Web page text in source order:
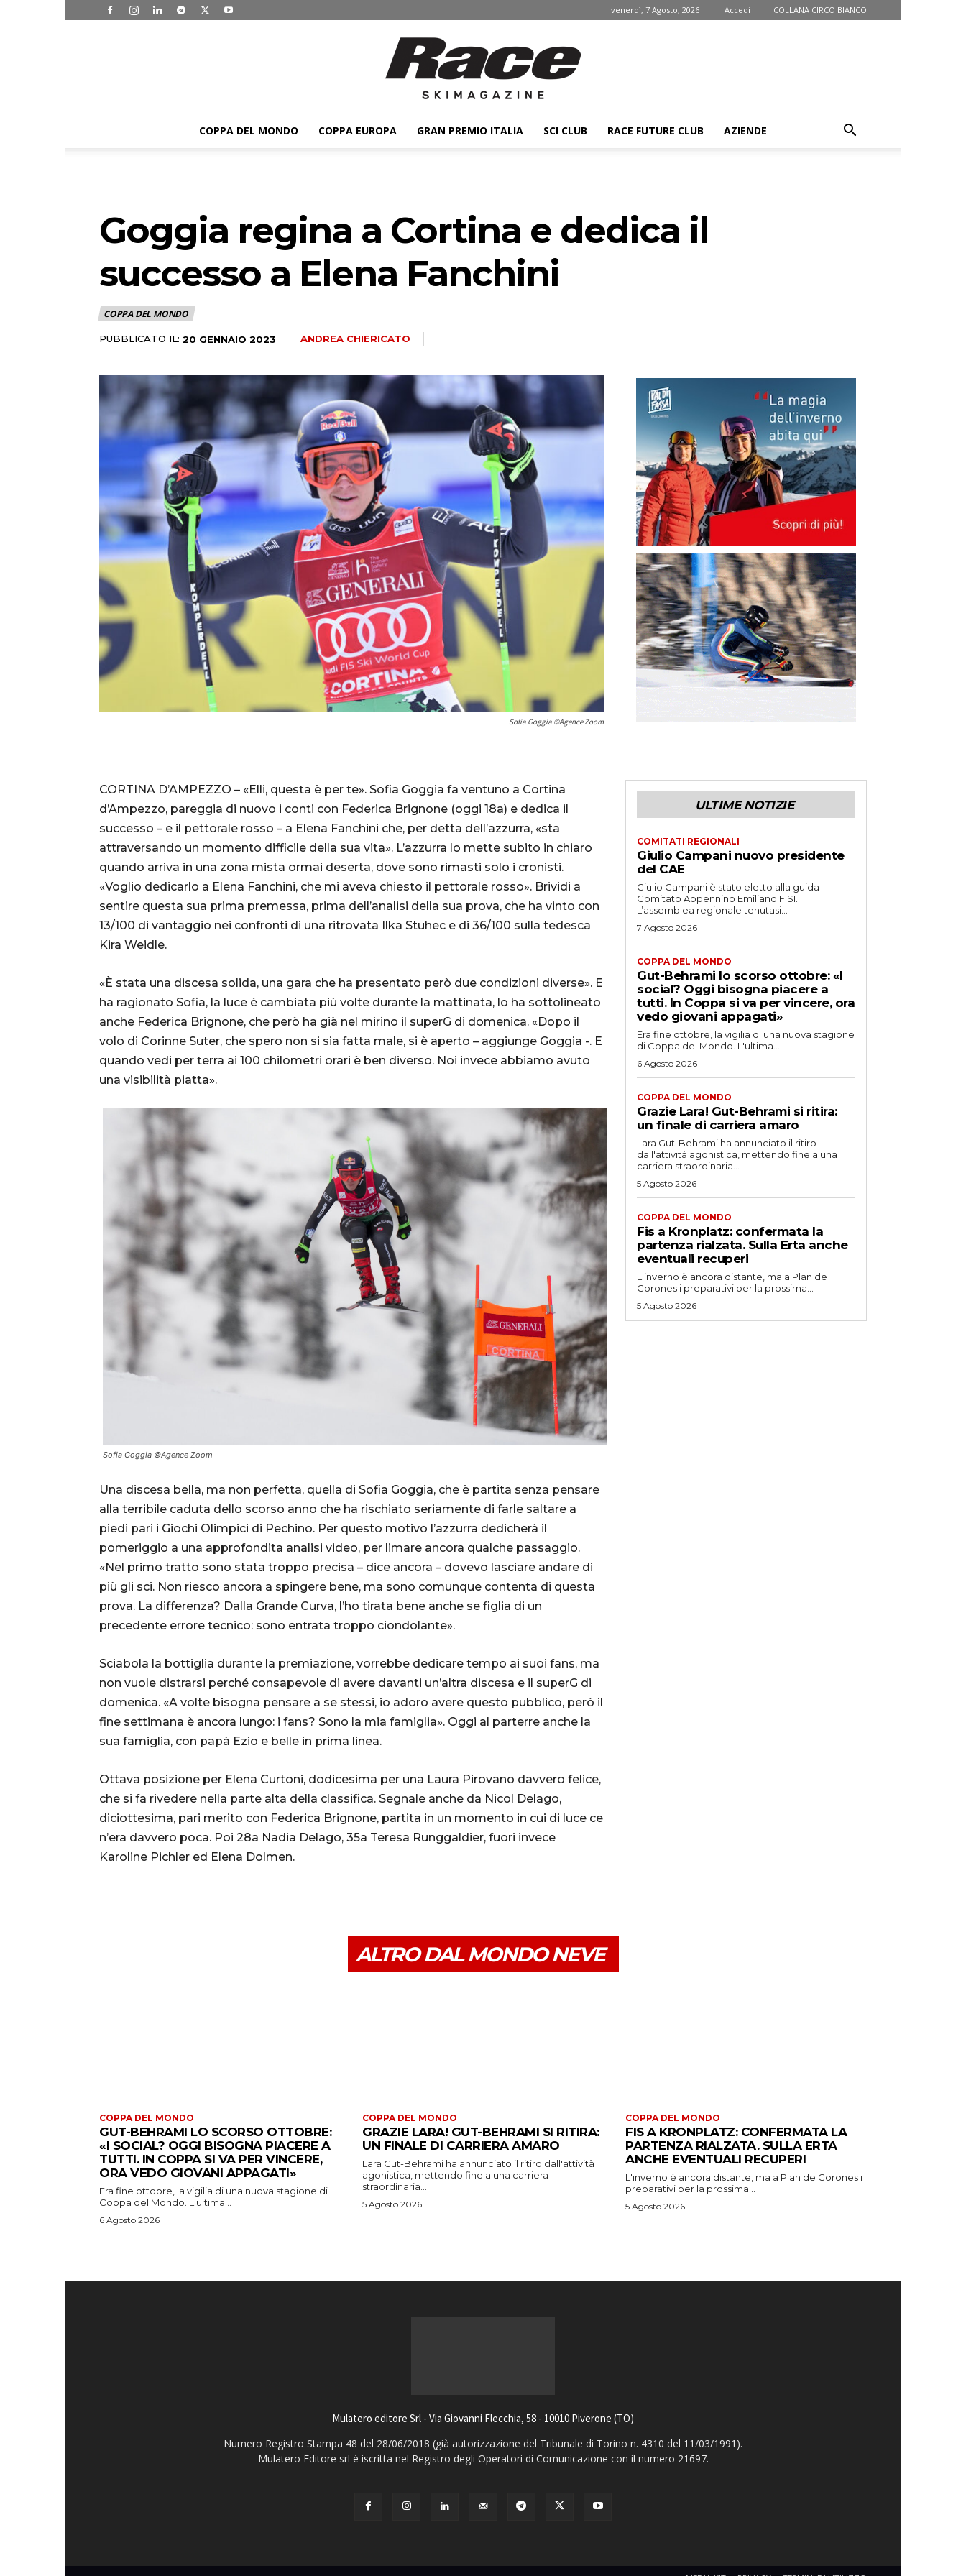
venerdì, 7 Agosto, 2026 Accedi COLLANA CIRCO BIANCO
COPPA DEL MONDO COPPA EUROPA GRAN PREMIO ITALIA SCI CLUB RACE FUTURE CLUB AZIENDE
Goggia regina a Cortina e dedica il
successo a Elena Fanchini
COPPA DEL MONDO
PUBBLICATO IL: 20 GENNAIO 2023 ANDREA CHIERICATO
Sofia Goggia ©Agence Zoom
CORTINA D’AMPEZZO – «Elli, questa è per te». Sofia Goggia fa ventuno a Cortina
d’Ampezzo, pareggia di nuovo i conti con Federica Brignone (oggi 18a) e dedica il
successo – e il pettorale rosso – a Elena Fanchini che, per detta dell’azzurra, «sta
attraversando un momento difficile della sua vita». L’azzurra lo mette subito in chiaro
quando arriva in una zona mista ormai deserta, dove sono rimasti solo i cronisti.
«Voglio dedicarlo a Elena Fanchini, che mi aveva chiesto il pettorale rosso». Brividi a
sentire questa sua prima premessa, prima dell’analisi della sua prova, che ha vinto con
13/100 di vantaggio nei confronti di una ritrovata Ilka Stuhec e di 36/100 sulla tedesca
Kira Weidle.
«È stata una discesa solida, una gara che ha presentato però due condizioni diverse». E
ha ragionato Sofia, la luce è cambiata più volte durante la mattinata, lo ha sottolineato
anche Federica Brignone, che però ha già nel mirino il superG di domenica. «Dopo il
volo di Corinne Suter, che spero non si sia fatta male, si è aperto – aggiunge Goggia -. E
quando vedi per terra ai 100 chilometri orari è ben diverso. Noi invece abbiamo avuto
una visibilità piatta».
Sofia Goggia ©Agence Zoom
Una discesa bella, ma non perfetta, quella di Sofia Goggia, che è partita senza pensare
alla terribile caduta dello scorso anno che ha rischiato seriamente di farle saltare a
piedi pari i Giochi Olimpici di Pechino. Per questo motivo l’azzurra dedicherà il
pomeriggio a una approfondita analisi video, per limare ancora qualche passaggio.
«Nel primo tratto sono stata troppo precisa – dice ancora – dovevo lasciare andare di
più gli sci. Non riesco ancora a spingere bene, ma sono comunque contenta di questa
prova. La differenza? Dalla Grande Curva, l’ho tirata bene anche se figlia di un
precedente errore tecnico: sono entrata troppo ciondolante».
Sciabola la bottiglia durante la premiazione, vorrebbe dedicare tempo ai suoi fans, ma
non vuole distrarsi perché consapevole di avere davanti un’altra discesa e il superG di
domenica. «A volte bisogna pensare a se stessi, io adoro avere questo pubblico, però il
fine settimana è ancora lungo: i fans? Sono la mia famiglia». Oggi al parterre anche la
sua famiglia, con papà Ezio e belle in prima linea.
Ottava posizione per Elena Curtoni, dodicesima per una Laura Pirovano davvero felice,
che si fa rivedere nella parte alta della classifica. Segnale anche da Nicol Delago,
diciottesima, pari merito con Federica Brignone, partita in un momento in cui di luce ce
n’era davvero poca. Poi 28a Nadia Delago, 35a Teresa Runggaldier, fuori invece
Karoline Pichler ed Elena Dolmen.
ULTIME NOTIZIE
COMITATI REGIONALI
Giulio Campani nuovo presidente
del CAE
Giulio Campani è stato eletto alla guida
Comitato Appennino Emiliano FISI.
L’assemblea regionale tenutasi...
7 Agosto 2026
COPPA DEL MONDO
Gut-Behrami lo scorso ottobre: «I
social? Oggi bisogna piacere a
tutti. In Coppa si va per vincere, ora
vedo giovani appagati»
Era fine ottobre, la vigilia di una nuova stagione
di Coppa del Mondo. L'ultima...
6 Agosto 2026
COPPA DEL MONDO
Grazie Lara! Gut-Behrami si ritira:
un finale di carriera amaro
Lara Gut-Behrami ha annunciato il ritiro
dall'attività agonistica, mettendo fine a una
carriera straordinaria...
5 Agosto 2026
COPPA DEL MONDO
Fis a Kronplatz: confermata la
partenza rialzata. Sulla Erta anche
eventuali recuperi
L'inverno è ancora distante, ma a Plan de
Corones i preparativi per la prossima...
5 Agosto 2026
ALTRO DAL MONDO NEVE
COPPA DEL MONDO
GUT-BEHRAMI LO SCORSO OTTOBRE:
«I SOCIAL? OGGI BISOGNA PIACERE A
TUTTI. IN COPPA SI VA PER VINCERE,
ORA VEDO GIOVANI APPAGATI»
Era fine ottobre, la vigilia di una nuova stagione di
Coppa del Mondo. L'ultima...
6 Agosto 2026
COPPA DEL MONDO
GRAZIE LARA! GUT-BEHRAMI SI RITIRA:
UN FINALE DI CARRIERA AMARO
Lara Gut-Behrami ha annunciato il ritiro dall'attività
agonistica, mettendo fine a una carriera
straordinaria...
5 Agosto 2026
COPPA DEL MONDO
FIS A KRONPLATZ: CONFERMATA LA
PARTENZA RIALZATA. SULLA ERTA
ANCHE EVENTUALI RECUPERI
L'inverno è ancora distante, ma a Plan de Corones i
preparativi per la prossima...
5 Agosto 2026
Mulatero editore Srl - Via Giovanni Flecchia, 58 - 10010 Piverone (TO)
Numero Registro Stampa 48 del 28/06/2018 (già autorizzazione del Tribunale di Torino n. 4310 del 11/03/1991).
Mulatero Editore srl è iscritta nel Registro degli Operatori di Comunicazione con il numero 21697.